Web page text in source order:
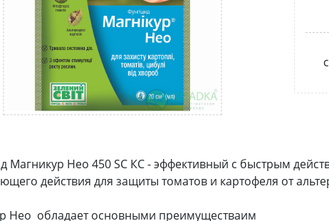
Магникур Нео 450 SC КС - эффективный с быстрым
действия для защиты томатов и картофеля от
Нео обладает основными преимуществаим